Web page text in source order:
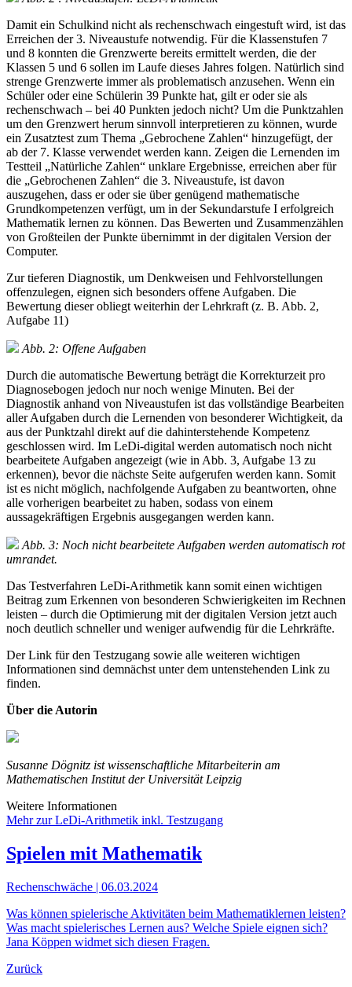
Damit ein Schulkind nicht als rechenschwach eingestuft wird, ist das
Erreichen der 3. Niveaustufe notwendig. Für die Klassenstufen 7
und 8 konnten die Grenzwerte bereits ermittelt werden, die der
Klassen 5 und 6 sollen im Laufe dieses Jahres folgen. Natürlich sind
strenge Grenzwerte immer als problematisch anzusehen. Wenn ein
Schüler oder eine Schülerin 39 Punkte hat, gilt er oder sie als
rechenschwach ‒ bei 40 Punkten jedoch nicht? Um die Punktzahlen
um den Grenzwert herum sinnvoll interpretieren zu können, wurde
ein Zusatztest zum Thema „Gebrochene Zahlen“ hinzugefügt, der
ab der 7. Klasse verwendet werden kann. Zeigen die Lernenden im
Testteil „Natürliche Zahlen“ unklare Ergebnisse, erreichen aber für
die „Gebrochenen Zahlen“ die 3. Niveaustufe, ist davon
auszugehen, dass er oder sie über genügend mathematische
Grundkompetenzen verfügt, um in der Sekundarstufe I erfolgreich
Mathematik lernen zu können. Das Bewerten und Zusammenzählen
von Großteilen der Punkte übernimmt in der digitalen Version der
Computer.
Zur tieferen Diagnostik, um Denkweisen und Fehlvorstellungen
offenzulegen, eignen sich besonders offene Aufgaben. Die
Bewertung dieser obliegt weiterhin der Lehrkraft (z. B. Abb. 2,
Aufgabe 11)
Abb. 2: Offene Aufgaben
Durch die automatische Bewertung beträgt die Korrekturzeit pro
Diagnosebogen jedoch nur noch wenige Minuten. Bei der
Diagnostik anhand von Niveaustufen ist das vollständige Bearbeiten
aller Aufgaben durch die Lernenden von besonderer Wichtigkeit, da
aus der Punktzahl direkt auf die dahinterstehende Kompetenz
geschlossen wird. Im LeDi-digital werden automatisch noch nicht
bearbeitete Aufgaben angezeigt (wie in Abb. 3, Aufgabe 13 zu
erkennen), bevor die nächste Seite aufgerufen werden kann. Somit
ist es nicht möglich, nachfolgende Aufgaben zu beantworten, ohne
alle vorherigen bearbeitet zu haben, sodass von einem
aussagekräftigen Ergebnis ausgegangen werden kann.
Abb. 3: Noch nicht bearbeitete Aufgaben werden automatisch rot
umrandet.
Das Testverfahren LeDi-Arithmetik kann somit einen wichtigen
Beitrag zum Erkennen von besonderen Schwierigkeiten im Rechnen
leisten – durch die Optimierung mit der digitalen Version jetzt auch
noch deutlich schneller und weniger aufwendig für die Lehrkräfte.
Der Link für den Testzugang sowie alle weiteren wichtigen
Informationen sind demnächst unter dem untenstehenden Link zu
finden.
Über die Autorin
Susanne Dögnitz ist wissenschaftliche Mitarbeiterin am
Mathematischen Institut der Universität Leipzig
Weitere Informationen
Mehr zur LeDi-Arithmetik inkl. Testzugang
Spielen mit Mathematik
Rechenschwäche | 06.03.2024
Was können spielerische Aktivitäten beim Mathematiklernen leisten?
Was macht spielerisches Lernen aus? Welche Spiele eignen sich?
Jana Köppen widmet sich diesen Fragen.
Zurück